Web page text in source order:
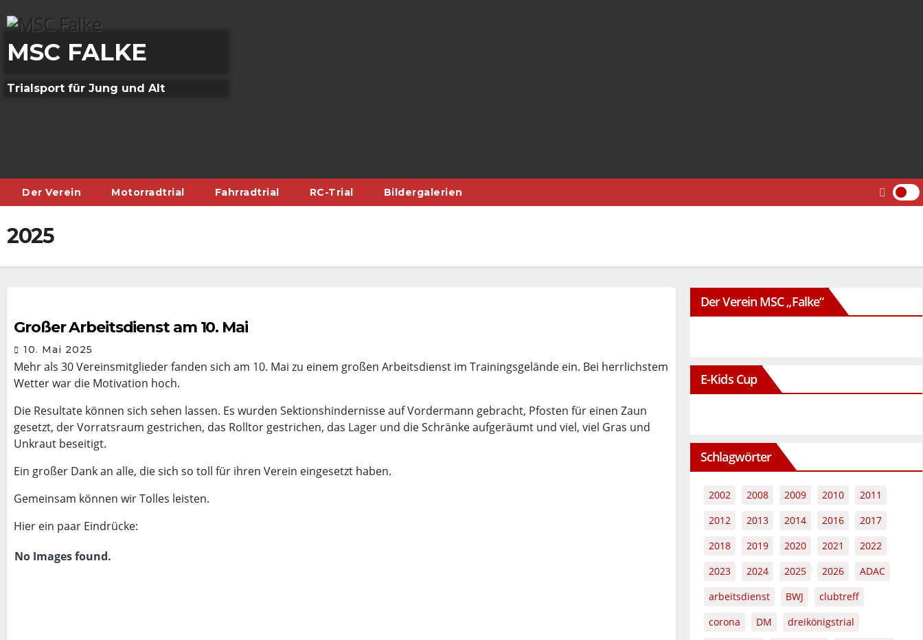
to
content
MSC FALKE
Trialsport für Jung und Alt
Der Verein Motorradtrial Fahrradtrial RC-Trial Bildergalerien
2025
Großer Arbeitsdienst am 10. Mai
10. Mai 2025
Mehr als 30 Vereinsmitglieder fanden sich am 10. Mai zu einem großen Arbeitsdienst im Trainingsgelände ein. Bei herrlichstem
Wetter war die Motivation hoch.
Die Resultate können sich sehen lassen. Es wurden Sektionshindernisse auf Vordermann gebracht, Pfosten für einen Zaun
gesetzt, der Vorratsraum gestrichen, das Rolltor gestrichen, das Lager und die Schränke aufgeräumt und viel, viel Gras und
Unkraut beseitigt.
Ein großer Dank an alle, die sich so toll für ihren Verein eingesetzt haben.
Gemeinsam können wir Tolles leisten.
Hier ein paar Eindrücke:
No Images found.
Der Verein MSC „Falke“
E-Kids Cup
Schlagwörter
2002 2008 2009 2010
2011
2012
2013 2014 2016
2017
2018
2019 2020 2021
2022
2023
2024 2025 2026
ADAC
arbeitsdienst
BWJ
clubtreff
corona
DM
dreikönigstrial